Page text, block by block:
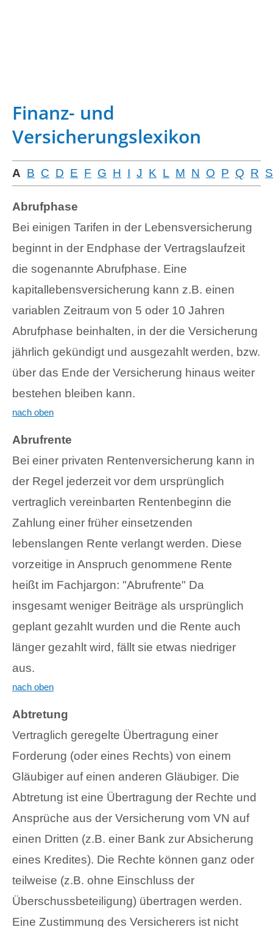
Finanz- und
Versicherungslexikon
A B C D E F G H I J K L M N O P Q R S
Abrufphase
Bei einigen Tarifen in der Lebensversicherung
beginnt in der Endphase der Vertragslaufzeit
die sogenannte Abrufphase. Eine
kapitallebensversicherung kann z.B. einen
variablen Zeitraum von 5 oder 10 Jahren
Abrufphase beinhalten, in der die Versicherung
jährlich gekündigt und ausgezahlt werden, bzw.
über das Ende der Versicherung hinaus weiter
bestehen bleiben kann.
nach oben
Abrufrente
Bei einer privaten Rentenversicherung kann in
der Regel jederzeit vor dem ursprünglich
vertraglich vereinbarten Rentenbeginn die
Zahlung einer früher einsetzenden
lebenslangen Rente verlangt werden. Diese
vorzeitige in Anspruch genommene Rente
heißt im Fachjargon: "Abrufrente" Da
insgesamt weniger Beiträge als ursprünglich
geplant gezahlt wurden und die Rente auch
länger gezahlt wird, fällt sie etwas niedriger
aus.
nach oben
Abtretung
Vertraglich geregelte Übertragung einer
Forderung (oder eines Rechts) von einem
Gläubiger auf einen anderen Gläubiger. Die
Abtretung ist eine Übertragung der Rechte und
Ansprüche aus der Versicherung vom VN auf
einen Dritten (z.B. einer Bank zur Absicherung
eines Kredites). Die Rechte können ganz oder
teilweise (z.B. ohne Einschluss der
Überschussbeteiligung) übertragen werden.
Eine Zustimmung des Versicherers ist nicht